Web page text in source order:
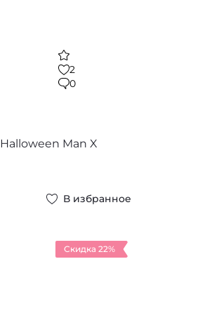
2
0
Halloween Man X
В избранное
Скидка 22%